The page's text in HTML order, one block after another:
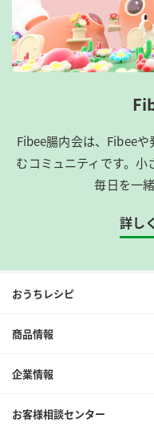
Fibee腸内会は、​Fibee
むコミュニティです。​
毎日を一
詳し
おうちレシピ
商品情報
企業情報
お客様相談センター